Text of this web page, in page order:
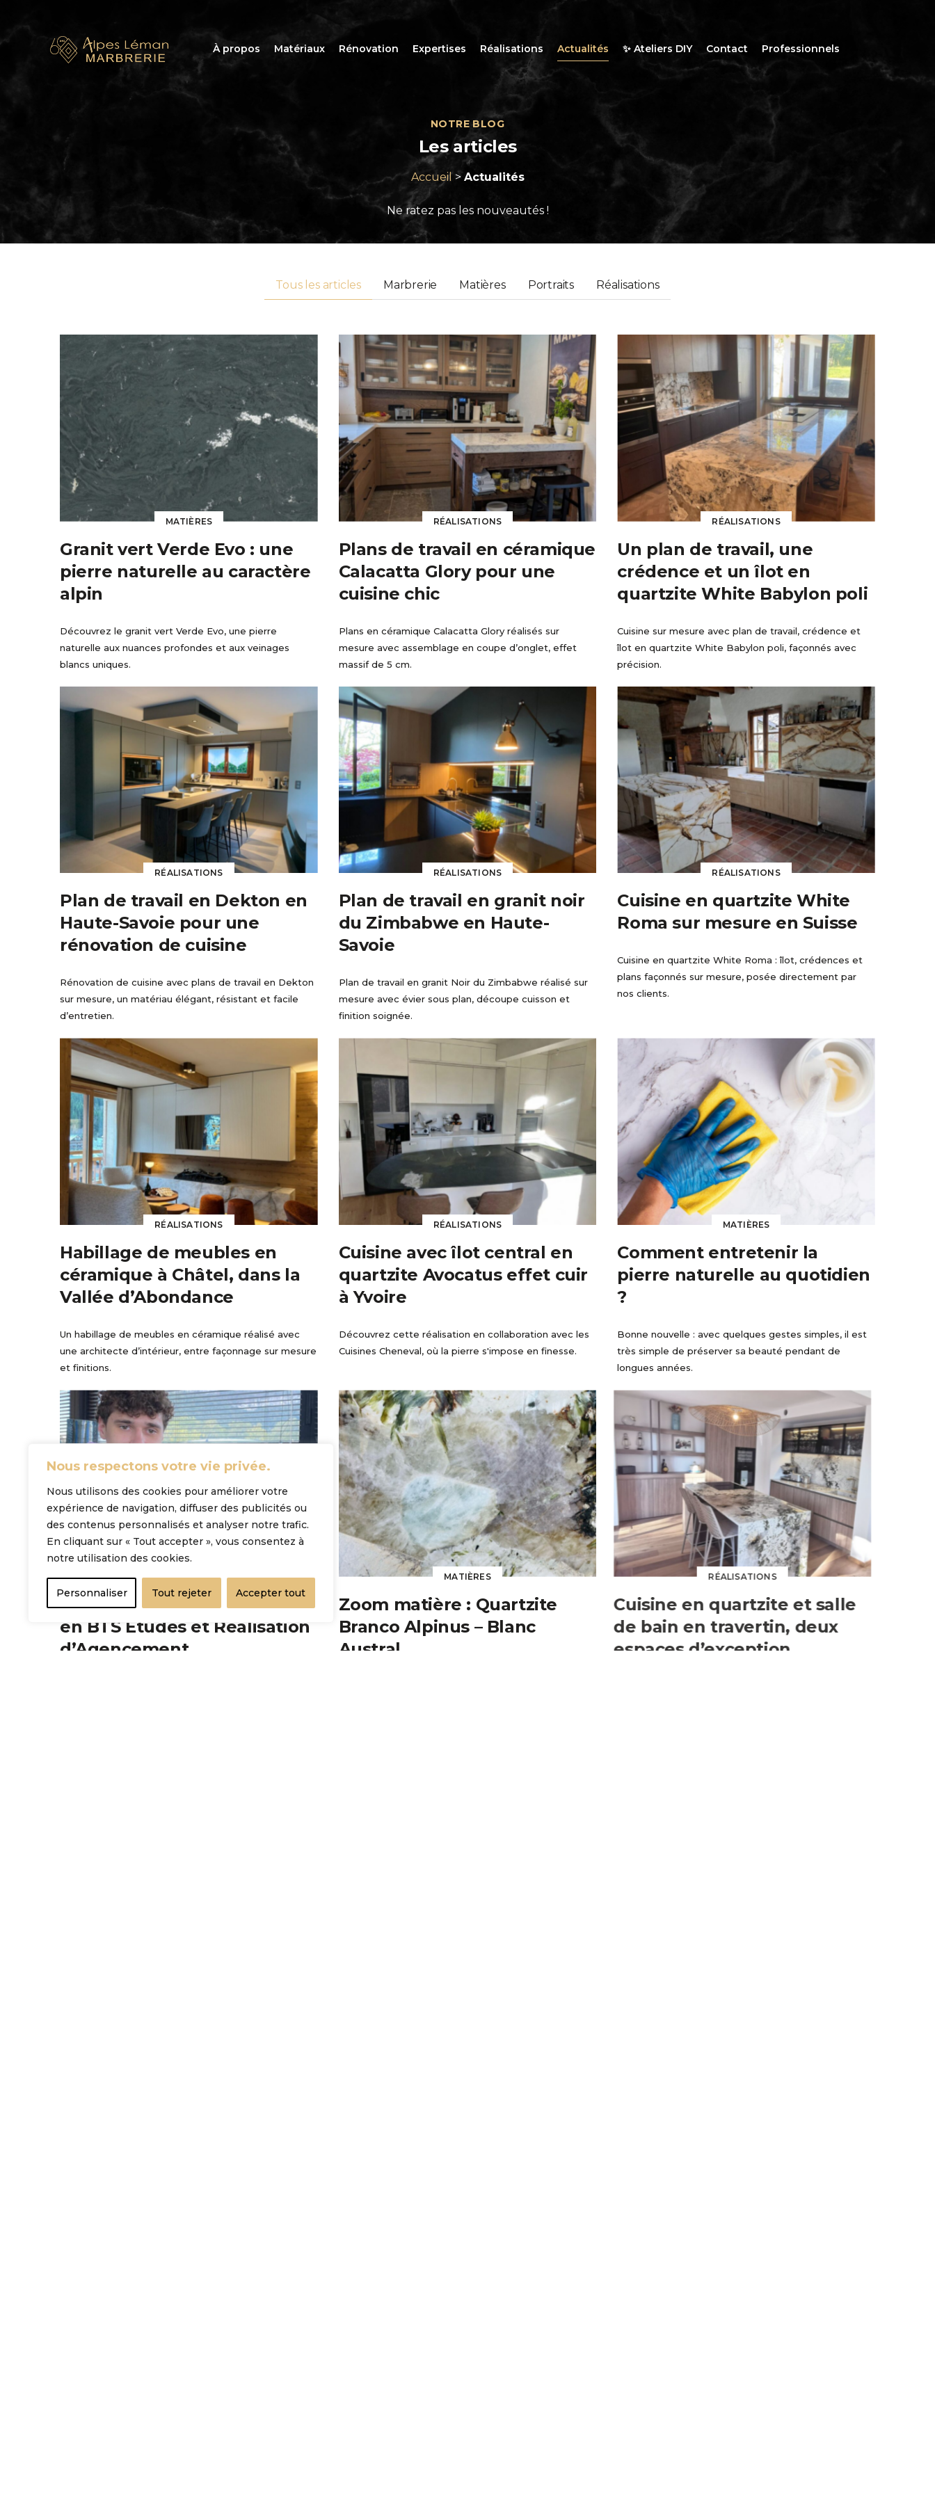
Nous respectons votre vie privée.
Nous utilisons des cookies pour améliorer votre
expérience de navigation, diffuser des publicités ou
des contenus personnalisés et analyser notre trafic.
En cliquant sur « Tout accepter », vous consentez à
notre utilisation des cookies.
Personnaliser Tout rejeter Accepter tout
À propos Matériaux Rénovation Expertises Réalisations Actualités ✨ Ateliers DIY Contact Professionnels
NOTRE BLOG
Les articles
Accueil> Actualités
Ne ratez pas les nouveautés !
Tous les articles Marbrerie Matières Portraits Réalisations
MATIÈRES
Granit vert Verde Evo : une
pierre naturelle au caractère
alpin
Découvrez le granit vert Verde Evo, une pierre
naturelle aux nuances profondes et aux veinages
blancs uniques.
RÉALISATIONS
Plans de travail en céramique
Calacatta Glory pour une
cuisine chic
Plans en céramique Calacatta Glory réalisés sur
mesure avec assemblage en coupe d’onglet, effet
massif de 5 cm.
RÉALISATIONS
Un plan de travail, une
crédence et un îlot en
quartzite White Babylon poli
Cuisine sur mesure avec plan de travail, crédence et
îlot en quartzite White Babylon poli, façonnés avec
précision.
RÉALISATIONS
Plan de travail en Dekton en
Haute-Savoie pour une
rénovation de cuisine
Rénovation de cuisine avec plans de travail en Dekton
sur mesure, un matériau élégant, résistant et facile
d’entretien.
RÉALISATIONS
Plan de travail en granit noir
du Zimbabwe en Haute-
Savoie
Plan de travail en granit Noir du Zimbabwe réalisé sur
mesure avec évier sous plan, découpe cuisson et
finition soignée.
RÉALISATIONS
Cuisine en quartzite White
Roma sur mesure en Suisse
Cuisine en quartzite White Roma : îlot, crédences et
plans façonnés sur mesure, posée directement par
nos clients.
RÉALISATIONS
Habillage de meubles en
céramique à Châtel, dans la
Vallée d’Abondance
Un habillage de meubles en céramique réalisé avec
une architecte d’intérieur, entre façonnage sur mesure
et finitions.
RÉALISATIONS
Cuisine avec îlot central en
quartzite Avocatus effet cuir
à Yvoire
Découvrez cette réalisation en collaboration avec les
Cuisines Cheneval, où la pierre s'impose en finesse.
MATIÈRES
Comment entretenir la
pierre naturelle au quotidien
?
Bonne nouvelle : avec quelques gestes simples, il est
très simple de préserver sa beauté pendant de
longues années.
PORTRAITS
Elwan Baras Raso, alternant
en BTS Études et Réalisation
d’Agencement
MATIÈRES
Zoom matière : Quartzite
Branco Alpinus – Blanc
Austral
RÉALISATIONS
Cuisine en quartzite et salle
de bain en travertin, deux
espaces d’exception